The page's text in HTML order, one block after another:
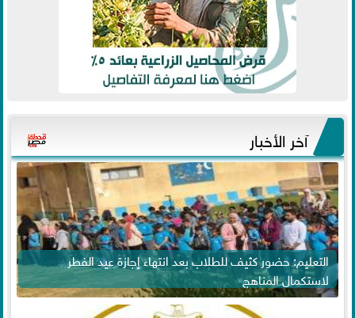
آخر الأخبار
التعليم: حضور كثيف للطلاب بعد انتهاء إجازة عيد الفطر
لاستكمال المناهج